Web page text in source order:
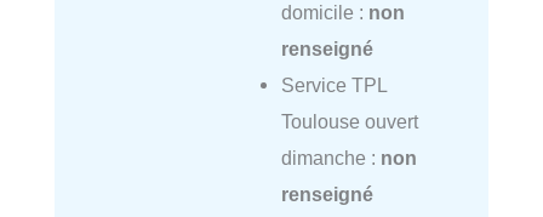
domicile : non
renseigné
Service TPL
Toulouse ouvert
dimanche : non
renseigné